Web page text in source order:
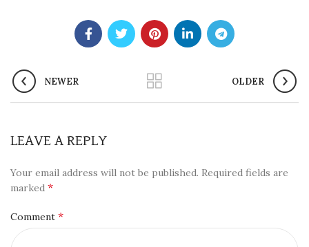
NEWER OLDER
LEAVE A REPLY
Your email address will not be published. Required fields are
marked *
Comment *